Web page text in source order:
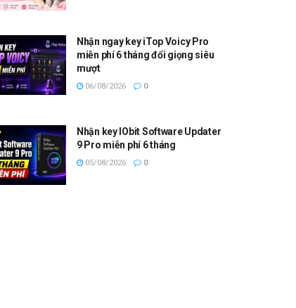
Nhận ngay key iTop Voicy Pro
miễn phí 6 tháng đổi giọng siêu
mượt
06/08/2026 0
Nhận key IObit Software Updater
9 Pro miễn phí 6 tháng
05/08/2026 0